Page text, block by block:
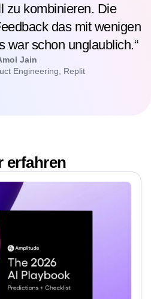
zu kombinieren. Die
das mit wenigen
war schon unglaublich.“
Jain
Engineering, Replit
erfahren